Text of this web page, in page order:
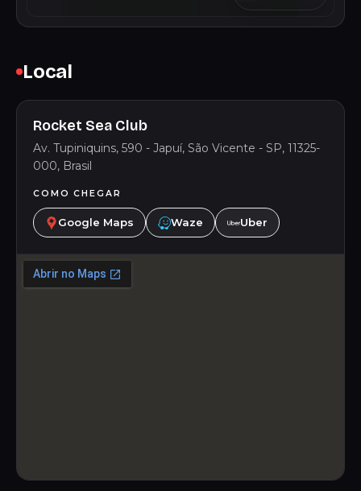
Local
Rocket Sea Club
Av. Tupiniquins, 590 - Japuí, São Vicente - SP, 11325-
000, Brasil
COMO CHEGAR
Google Maps Waze Uber